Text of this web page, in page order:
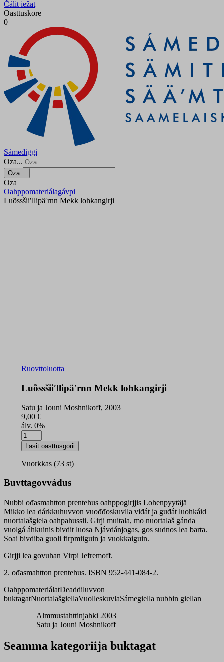
Čálit iežat
Oasttuskore
0
Sámediggi
Oza...
Oza...
Oza
Oahppomateriálagávpi
Luõssšiiʹllipäʹrnn Mekk lohkangirji
Ruovttoluotta
Luõssšiiʹllipäʹrnn Mekk lohkangirji
Satu ja Jouni Moshnikoff, 2003
9,00 €
álv. 0%
Luõssšiiʹllipäʹrnn
Mekk
lohkangirji
quantity
Lasit oasttusgorii
Vuorkkas (73 st)
Buvttagovvádus
Nubbi ođasmahtton prentehus oahppogirjjis Lohenpyytäjä
Mikko lea dárkkuhuvvon vuođđoskuvlla viđát ja guđát luohkáid
nuortalašgiela oahpahussii. Girji muitala, mo nuortalaš gánda
vuolgá áhkuinis bivdit luosa Njávdánjogas, gos sudnos lea barta.
Soai bivdiba guoli firpmiiguin ja vuokkaiguin.
Girjji lea govuhan Virpi Jefremoff.
2. ođasmahtton prentehus. ISBN 952-441-084-2.
OahppomateriálatDeaddiluvvon
buktagatNuortalašgiellaVuolleskuvlaSámegiella nubbin giellan
Almmustahttinjahki 2003
Satu ja Jouni Moshnikoff
Seamma kategoriija buktagat